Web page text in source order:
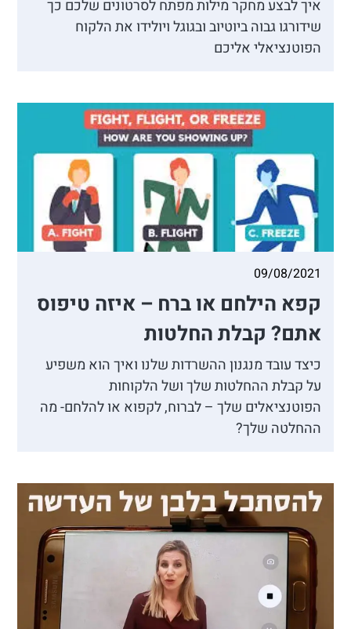
איך לבצע מחקר מילות מפתח לסרטונים שלכם כך
שידורגו גבוה ביוטיוב ובגוגל ויולידו את הלקוח
הפוטנציאלי אליכם
09/08/2021
קפא הילחם או ברח – איזה טיפוס
אתם? קבלת החלטות
כיצד עובד מנגנון ההשרדות שלנו ואיך הוא משפיע
על קבלת ההחלטות שלך ושל הלקוחות
הפוטנציאלים שלך – לברוח, לקפוא או להלחם- מה
ההחלטה שלך?